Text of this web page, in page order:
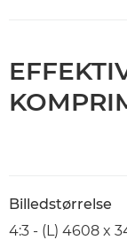
Billedstørrelse
4:3 - (L) 4608 x